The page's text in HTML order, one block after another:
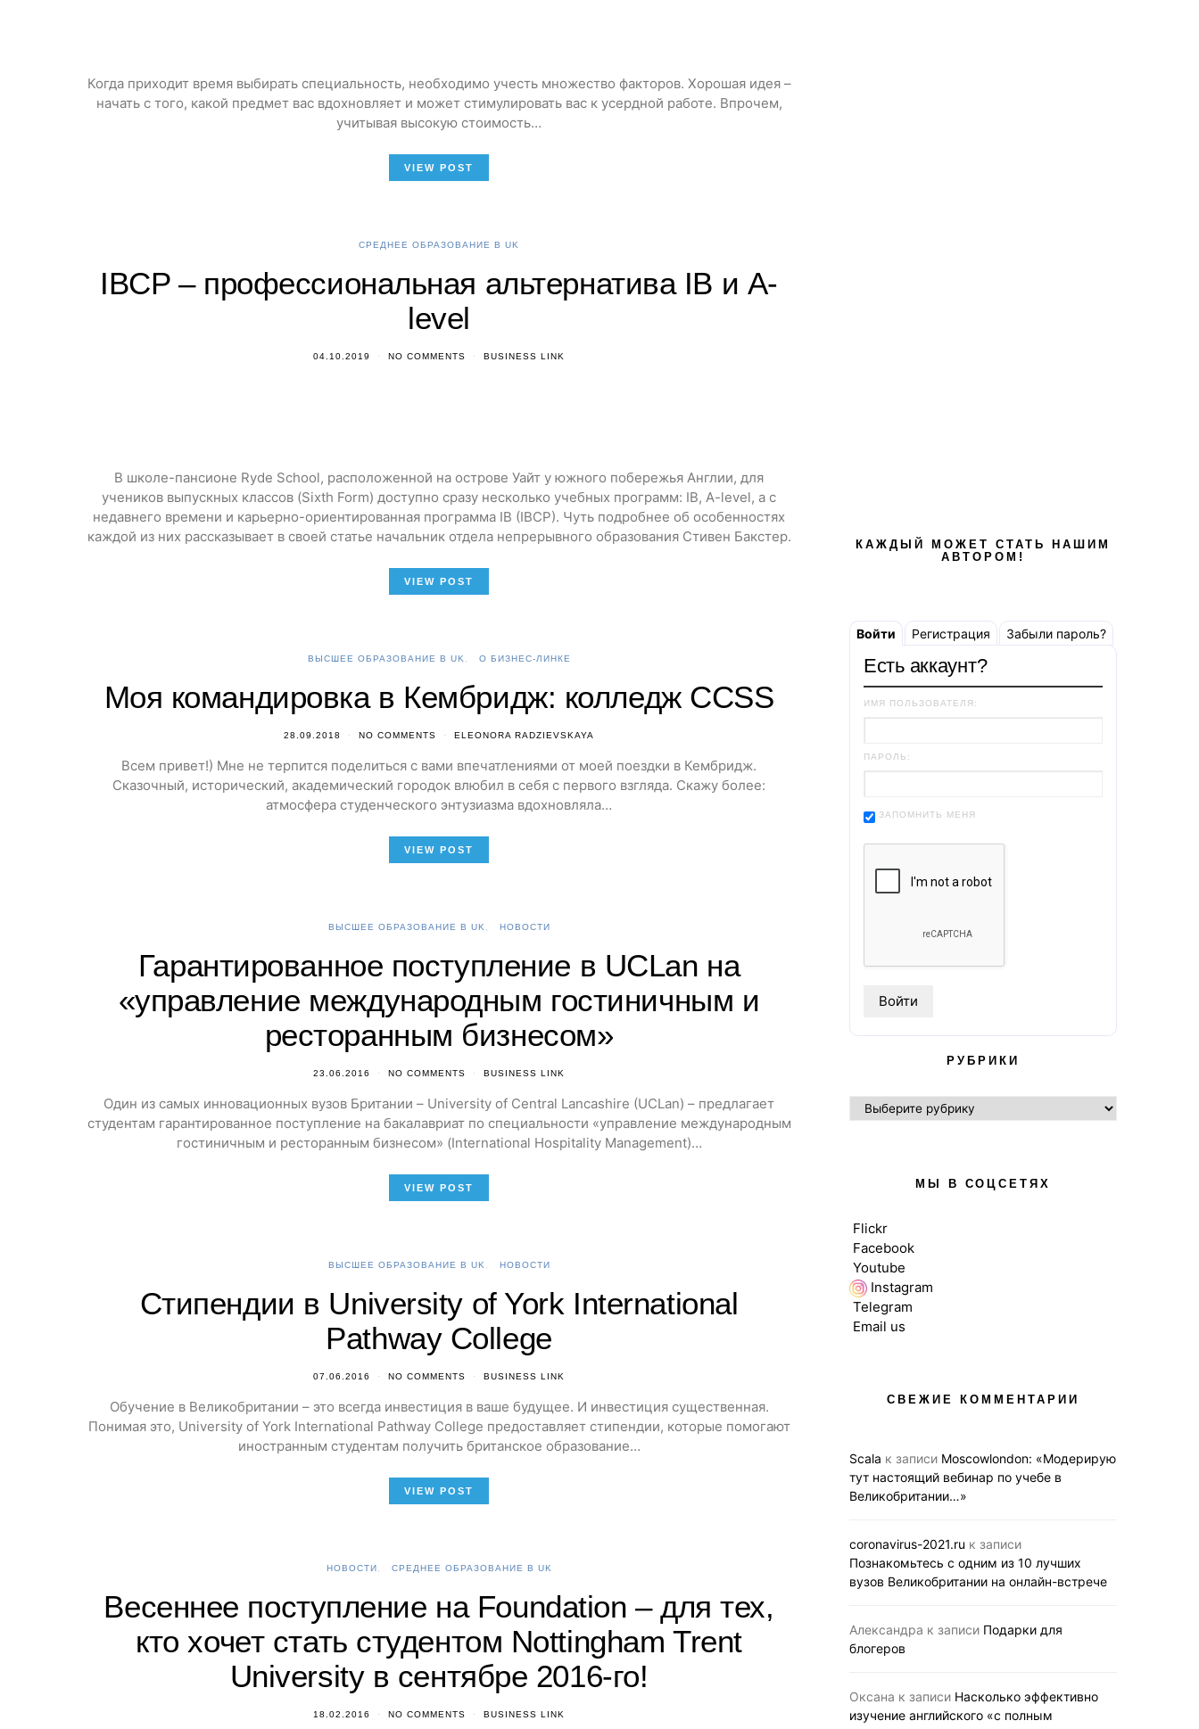
Когда приходит время выбирать специальность, необходимо учесть множество факторов. Хорошая идея –
начать с того, какой предмет вас вдохновляет и может стимулировать вас к усердной работе. Впрочем,
учитывая высокую стоимость…
VIEW POST
СРЕДНЕЕ ОБРАЗОВАНИЕ В UK
IBCP – профессиональная альтернатива IB и A-
level
04.10.2019 NO COMMENTS BUSINESS LINK
В школе-пансионе Ryde School, расположенной на острове Уайт у южного побережья Англии, для
учеников выпускных классов (Sixth Form) доступно сразу несколько учебных программ: IB, A-level, а с
недавнего времени и карьерно-ориентированная программа IB (IBCP). Чуть подробнее об особенностях
каждой из них рассказывает в своей статье начальник отдела непрерывного образования Стивен Бакстер.
VIEW POST
ВЫСШЕЕ ОБРАЗОВАНИЕ В UK О БИЗНЕС-ЛИНКЕ
Моя командировка в Кембридж: колледж CCSS
28.09.2018 NO COMMENTS ELEONORA RADZIEVSKAYA
Всем привет!) Мне не терпится поделиться с вами впечатлениями от моей поездки в Кембридж.
Сказочный, исторический, академический городок влюбил в себя с первого взгляда. Скажу более:
атмосфера студенческого энтузиазма вдохновляла…
VIEW POST
ВЫСШЕЕ ОБРАЗОВАНИЕ В UK НОВОСТИ
Гарантированное поступление в UCLan на
«управление международным гостиничным и
ресторанным бизнесом»
23.06.2016 NO COMMENTS BUSINESS LINK
Один из самых инновационных вузов Британии – University of Central Lancashire (UCLan) – предлагает
студентам гарантированное поступление на бакалавриат по специальности «управление международным
гостиничным и ресторанным бизнесом» (International Hospitality Management)…
VIEW POST
ВЫСШЕЕ ОБРАЗОВАНИЕ В UK НОВОСТИ
Стипендии в University of York International
Pathway College
07.06.2016 NO COMMENTS BUSINESS LINK
Обучение в Великобритании – это всегда инвестиция в ваше будущее. И инвестиция существенная.
Понимая это, University of York International Pathway College предоставляет стипендии, которые помогают
иностранным студентам получить британское образование…
VIEW POST
НОВОСТИ СРЕДНЕЕ ОБРАЗОВАНИЕ В UK
Весеннее поступление на Foundation – для тех,
кто хочет стать студентом Nottingham Trent
University в сентябре 2016-го!
18.02.2016 NO COMMENTS BUSINESS LINK
КАЖДЫЙ МОЖЕТ СТАТЬ НАШИМ
АВТОРОМ!
Войти Регистрация Забыли пароль?
Есть аккаунт?
ИМЯ ПОЛЬЗОВАТЕЛЯ:
ПАРОЛЬ:
ЗАПОМНИТЬ МЕНЯ
РУБРИКИ
РУБРИКИ
МЫ В СОЦСЕТЯХ
Flickr
Facebook
Youtube
Instagram
Telegram
Email us
СВЕЖИЕ КОММЕНТАРИИ
Scala к записи Moscowlondon: «Модерирую
тут настоящий вебинар по учебе в
Великобритании…»
coronavirus-2021.ru к записи
Познакомьтесь с одним из 10 лучших
вузов Великобритании на онлайн-встрече
Александра к записи Подарки для
блогеров
Оксана к записи Насколько эффективно
изучение английского «с полным